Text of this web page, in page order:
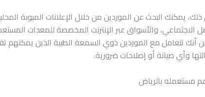
ذلك، يمكنك البحث عن الموردين من خلال الإعلانات المبوبة
الاجتماعي، والأسواق عبر الإنترنت المخصصة للمعدات
أنك تتعامل مع الموردين ذوي السمعة الطيبة الذين يمكنهم
وأي صيانة أو إصلاحات ضرورية.
مستعمله بالرياض